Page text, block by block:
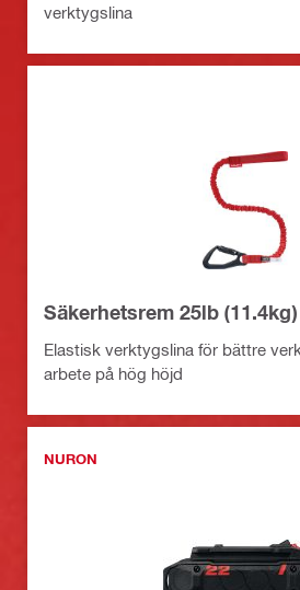
verktygslina
Säkerhetsrem 25lb (11.4kg)
Elastisk verktygslina för bättre
arbete på hög höjd
NURON